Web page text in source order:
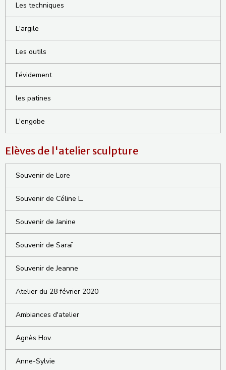
Les techniques
L'argile
Les outils
l'évidement
les patines
L'engobe
Elèves de l'atelier sculpture
Souvenir de Lore
Souvenir de Céline L.
Souvenir de Janine
Souvenir de Saraï
Souvenir de Jeanne
Atelier du 28 février 2020
Ambiances d'atelier
Agnès Hov.
Anne-Sylvie